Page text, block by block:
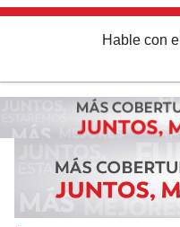
Hable con el